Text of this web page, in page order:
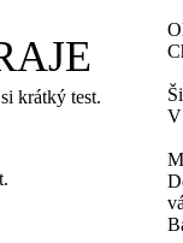
krátký test.
V